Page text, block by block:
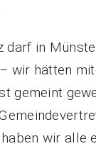
darf in
wir hätten
gemeint
wir alle